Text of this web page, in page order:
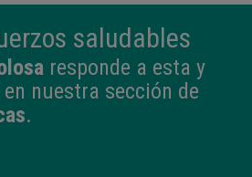
saludables
responde a esta y
nuestra sección de
.